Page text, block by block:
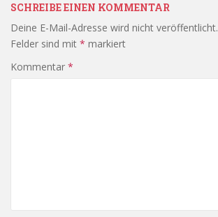
SCHREIBE EINEN KOMMENTAR
Deine E-Mail-Adresse wird nicht veröffentlicht.
Felder sind mit * markiert
Kommentar *